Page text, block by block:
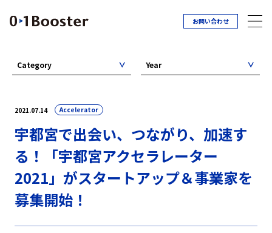
お問い合わせ
2021.07.14 Accelerator
宇都宮で出会い、つながり、加速す
る！「宇都宮アクセラレーター
2021」がスタートアップ＆事業家を
募集開始！
Category Year